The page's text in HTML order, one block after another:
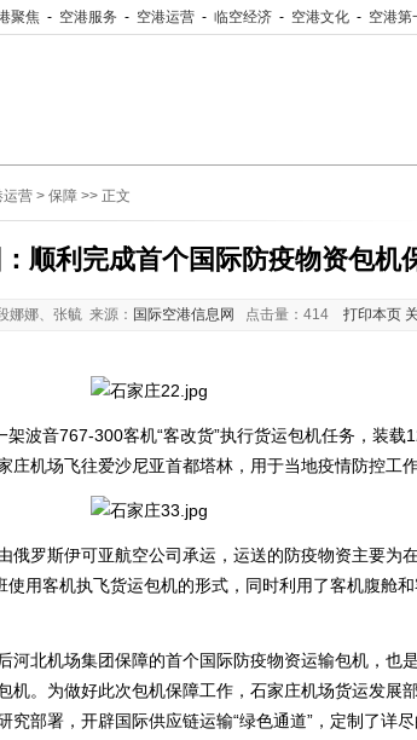
聚焦 - 空港服务 - 空港运营 - 临空经济 - 空港文化 - 空港第
运营 > 保障 >> 正文
顺利完成首个国际防疫物资包机
娜娜、张毓 来源： 国际空港信息网 点击量： 414 打印本页
音767-300客机“客改货”执行货运包机任务，装载
庄机场飞往爱沙尼亚首都塔林，用于当地疫情防控工作
罗斯伊可亚航空公司承运，运送的防疫物资主要为
使用客机执飞货运包机的形式，同时利用了客机腹舱
北机场集团保障的首个国际防疫物资运输包机，也
机。为做好此次包机保障工作，石家庄机场货运发展
究部署，开辟国际供应链运输“绿色通道”，定制了详